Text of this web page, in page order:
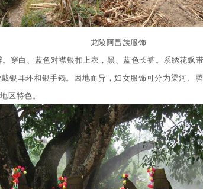
龙陵阿昌族服饰
穿白、蓝色对襟银扣上衣，黑、蓝色长裤。系绣花飘
银耳环和银手镯。因地而异，妇女服饰可分为梁河、
区特色。